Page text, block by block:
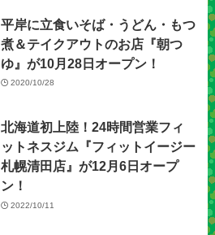
平岸に立食いそば・うどん・もつ
煮＆テイクアウトのお店『朝つ
ゆ』が10月28日オープン！
2020/10/28
北海道初上陸！24時間営業フィ
ットネスジム『フィットイージー
札幌清田店』が12月6日オープ
ン！
2022/10/11